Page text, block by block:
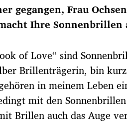
gegangen, Frau
Ihre Sonnenbrillen
of Love“ sind
Brillenträgerin, bin
in meinem Leben
mit den
Brillen auch das Auge